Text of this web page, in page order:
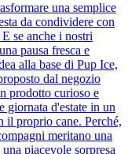
una semplice
da condividere con
se anche i nostri
pausa fresca e
alla base di Pup Ice,
dal negozio
prodotto curioso e
giornata d'estate in un
il proprio cane. Perché,
meritano una
piacevole sorpresa